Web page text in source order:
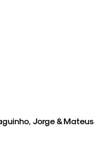
Jorge & Mateus